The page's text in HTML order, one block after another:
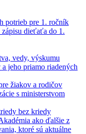
potrieb pre 1. ročník
zápisu dieťaťa do 1.
vedy, výskumu
jeho priamo riadených
žiakov a rodičov
s ministerstvom
bez kriedy
ako ďalšie z
ktoré sú aktuálne